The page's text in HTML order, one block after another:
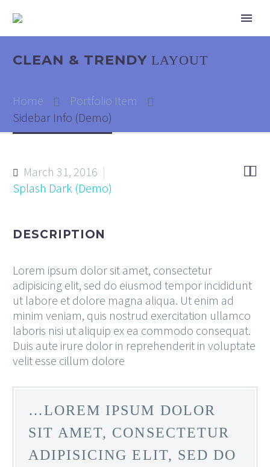
CLEAN & TRENDY LAYOUT
Home
Portfolio Item
Sidebar Info (Demo)

March 31, 2016
Splash Dark (Demo)
DESCRIPTION
Lorem ipsum dolor sit amet, consectetur
adipisicing elit, sed do eiusmod tempor incididunt
ut labore et dolore magna aliqua. Ut enim ad
minim veniam, quis nostrud exercitation ullamco
laboris nisi ut aliquip ex ea commodo consequat.
Duis aute irure dolor in reprehenderit in voluptate
velit esse cillum dolore
…LOREM IPSUM DOLOR
SIT AMET, CONSECTETUR
ADIPISICING ELIT, SED DO